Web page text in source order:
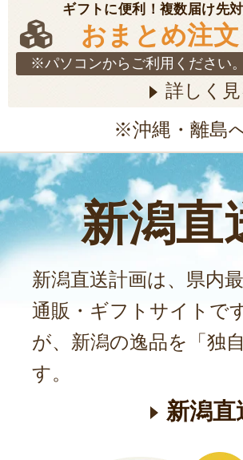
ギフトに便利！複数届け先
おまとめ注文
※パソコンからご利用ください。
詳しく見
※沖縄・離島
新潟直
新潟直送計画は、県内
通販・ギフトサイトで
が、新潟の逸品を「独
す。
新潟